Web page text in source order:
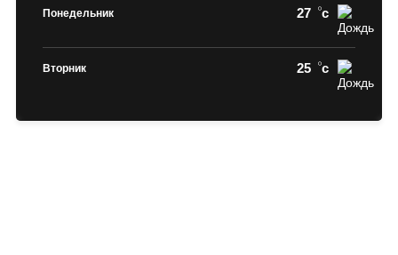
Понедельник 27 c
Вторник 25 c